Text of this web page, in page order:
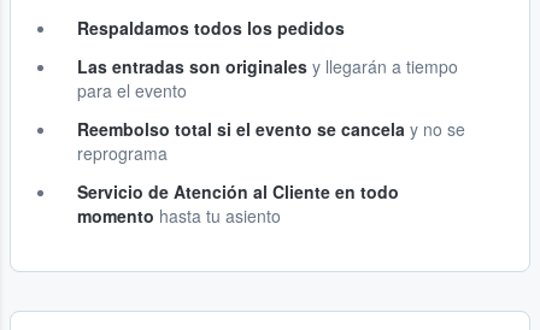
Respaldamos todos los pedidos
Las entradas son originales y llegarán a tiempo
para el evento
Reembolso total si el evento se cancela y no se
reprograma
Servicio de Atención al Cliente en todo
momento hasta tu asiento